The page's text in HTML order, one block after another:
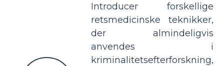
Introducer forskellige
retsmedicinske teknikker,
der almindeligvis
anvendes i
kriminalitetsefterforskning,